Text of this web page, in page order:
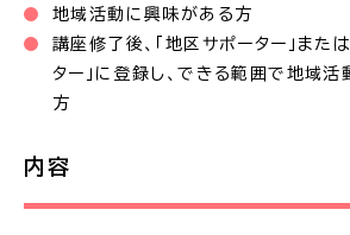
地域活動に興味がある方
講座修了後、「地区サポーター」また
ター」に登録し、できる範囲で地域
方
内容